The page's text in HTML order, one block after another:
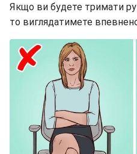
Якщо ви будете тримати
то виглядатимете